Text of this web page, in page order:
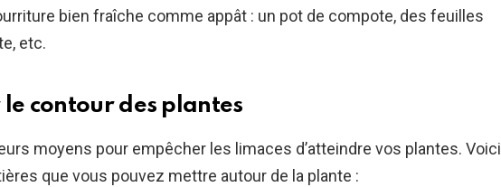
bien fraîche comme appât : un pot de compote, des feuilles
etc.
contour des plantes
moyens pour empêcher les limaces d’atteindre vos plantes. Voici
que vous pouvez mettre autour de la plante :